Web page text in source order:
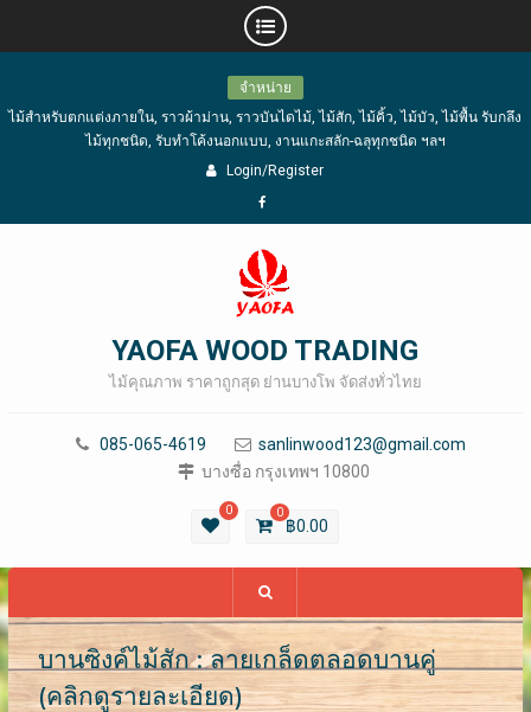
content
จำหน่าย
ไม้สำหรับตกแต่งภายใน, ราวผ้าม่าน, ราวบันไดไม้, ไม้สัก, ไม้คิ้ว, ไม้บัว, ไม้พื้น รับกลึง
ไม้ทุกชนิด, รับทำโค้งนอกแบบ, งานแกะสลัก-ฉลุทุกชนิด ฯลฯ
Login/Register
Facebook
YAOFA WOOD TRADING
ไม้คุณภาพ ราคาถูกสุด ย่านบางโพ จัดส่งทั่วไทย
085-065-4619
sanlinwood123@gmail.com
บางซื่อ กรุงเทพฯ 10800
0 0
฿0.00
บานซิงค์ไม้สัก : ลายเกล็ดตลอดบานคู่
(คลิกดูรายละเอียด)